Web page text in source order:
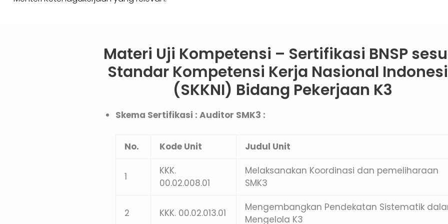
Materi Uji Kompetensi – Sertifikasi BNSP
Standar Kompetensi Kerja Nasional
(SKKNI) Bidang Pekerjaan K3
Skema Sertifikasi : Auditor SMK3 :
No. Kode Unit Judul Unit
1
KKK.
00.02.008.01
Melaksanakan Koordinasi dan pemeliharaan
SMK3
2 KKK. 00.02.013.01
Mengembangkan Pendekatan Sistematik
Mengelola K3